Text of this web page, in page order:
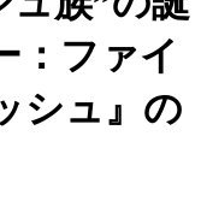
：ファイ
シュ』の